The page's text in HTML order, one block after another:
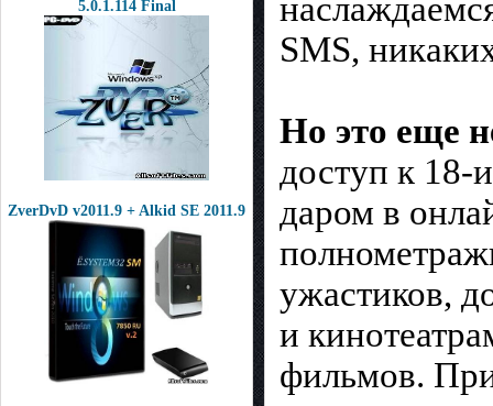
5.0.1.114 Final
ZverDvD v2011.9 + Alkid SE 2011.9
SMS,
Но это еще
доступ к 18-
даром в
ужастиков,
и
фильмов.